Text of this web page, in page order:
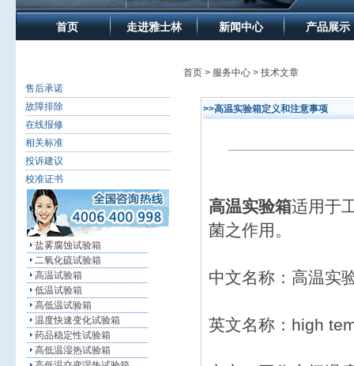
首页 走进雅士林 新闻中心 产品展示
售后承诺
故障排除
在线报修
相关标准
投诉建议
校准证书
盐雾腐蚀试验箱
二氧化硫试验箱
高温试验箱
低温试验箱
高低温试验箱
温度快速变化试验箱
药品稳定性试验箱
高低温湿热试验箱
首页 > 服务中心 > 技术文章
>>高温实验箱定义和注意事项
高温实验箱适用于
菌之作用。
中文名称：高温实
英文名称：high